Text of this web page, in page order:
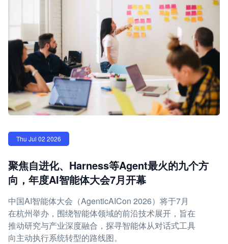
Thu Jul 02 2026
聚焦自进化、Harness等Agent最火的九个方
向，年度AI智能体大会7月开幕
中国AI智能体大会（AgenticAICon 2026）将于7月
在杭州举办，围绕智能体领域的前沿技术展开，旨在
推动研究与产业深度融合，探寻智能体从对话式工具
向主动执行系统转型的路线图。